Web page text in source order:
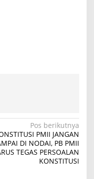
Pos berikutnya
PMII JANGAN
DI NODAI, PB PMII
TEGAS PERSOALAN
KONSTITUSI